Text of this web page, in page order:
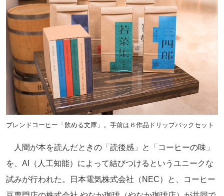
ブレンドコーヒー「飲める文庫」。手前は６作品ドリップバックセット
人間が本を読んだときの「読後感」と「コーヒーの味」
を、AI（人工知能）によって結びつけるというユニークな
試みが行われた。日本電気株式会社（NEC）と、コーヒー